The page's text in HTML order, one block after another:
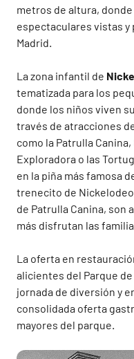
metros de altura,
espectaculares vistas y
Madrid.
La zona infantil de
tematizada para los
donde los niños viven
través de atracciones
como la Patrulla
Exploradora o las
en la piña más famosa
trenecito de
de Patrulla Canina, son
más disfrutan las
La oferta en
alicientes del Parque
jornada de diversión y
consolidada oferta
mayores del parque.